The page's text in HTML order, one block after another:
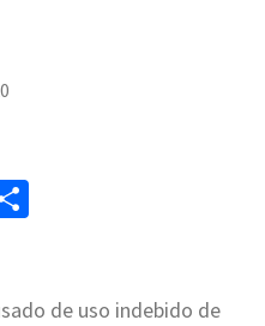
de uso indebido de